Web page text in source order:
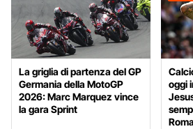
La griglia di partenza del GP
Germania della MotoGP
2026: Marc Marquez vince
la gara Sprint
oggi